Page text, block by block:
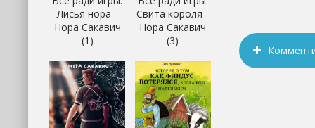
Лисья нора -
Нора Сакавич
(1)
Свита короля -
Нора Сакавич
(3)